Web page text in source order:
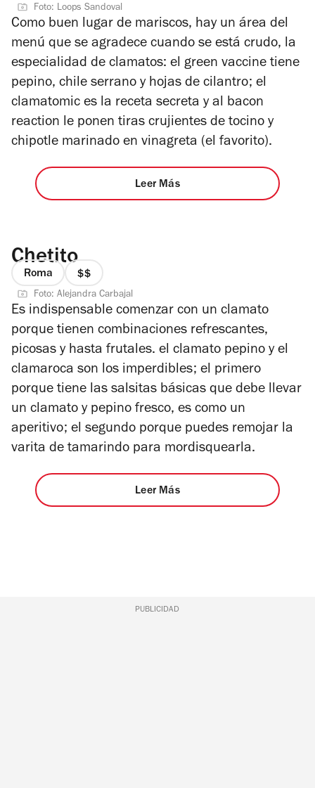
de
4
Foto: Loops Sandoval
Como buen lugar de mariscos, hay un área del
menú que se agradece cuando se está crudo, la
especialidad de clamatos: el green vaccine tiene
pepino, chile serrano y hojas de cilantro; el
clamatomic es la receta secreta y al bacon
reaction le ponen tiras crujientes de tocino y
chipotle marinado en vinagreta (el favorito).
Leer Más
Chetito
Roma
precio
2
de
4
Foto: Alejandra Carbajal
Es indispensable comenzar con un clamato
porque tienen combinaciones refrescantes,
picosas y hasta frutales. el clamato pepino y el
clamaroca son los imperdibles; el primero
porque tiene las salsitas básicas que debe llevar
un clamato y pepino fresco, es como un
aperitivo; el segundo porque puedes remojar la
varita de tamarindo para mordisquearla.
Leer Más
PUBLICIDAD